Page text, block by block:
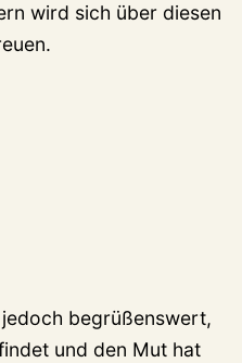
wird sich über diesen
begrüßenswert,
und den Mut hat